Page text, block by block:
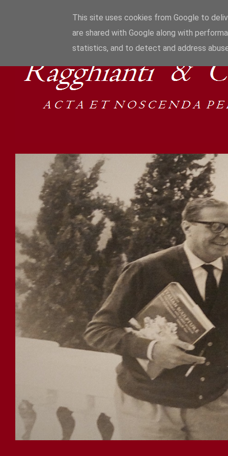
This site uses cookies from Google to
are shared with Google along with
statistics, and to detect and address